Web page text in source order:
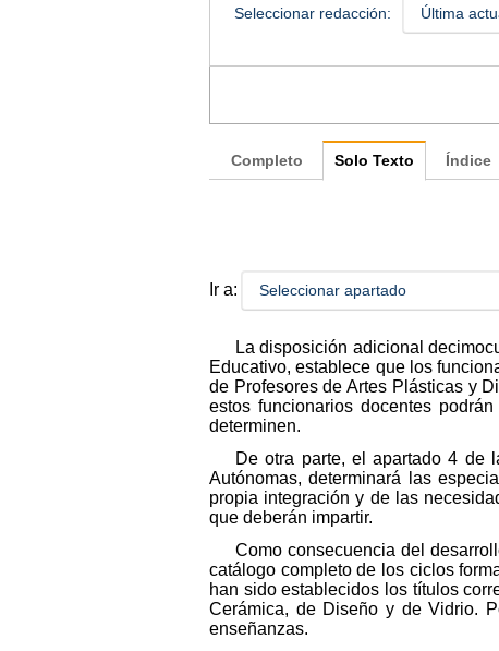
Seleccionar redacción: Última
Completo Solo Texto Índice
Ir a: Seleccionar apartado
La disposición adicional
Educativo, establece que los
de Profesores de Artes Plásticas y
estos funcionarios docentes
determinen.
De otra parte, el apartado 4 de
Autónomas, determinará las
propia integración y de las
que deberán impartir.
Como consecuencia del
catálogo completo de los ciclos
han sido establecidos los títulos
Cerámica, de Diseño y de Vidrio.
enseñanzas.